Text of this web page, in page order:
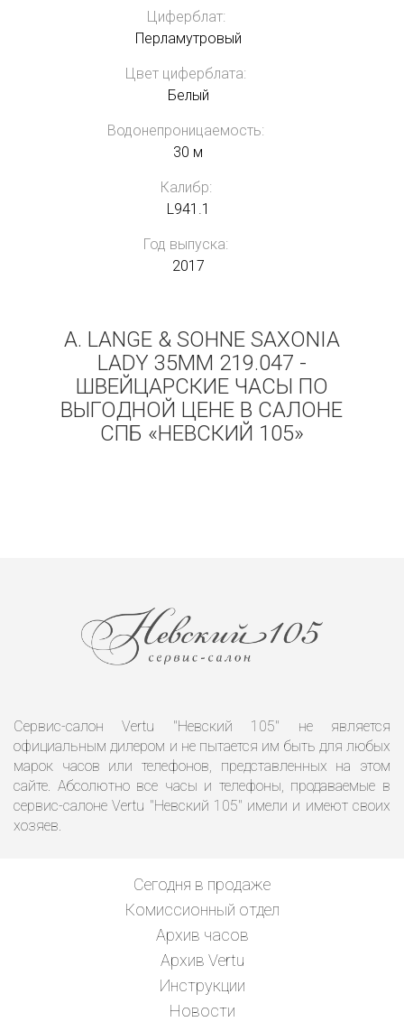
Циферблат:
Перламутровый
Цвет циферблата:
Белый
Водонепроницаемость:
30 м
Калибр:
L941.1
Год выпуска:
2017
A. LANGE & SOHNE SAXONIA
LADY 35MM 219.047 -
ШВЕЙЦАРСКИЕ ЧАСЫ ПО
ВЫГОДНОЙ ЦЕНЕ В САЛОНЕ
СПБ «НЕВСКИЙ 105»
Сервис-салон Vertu "Невский 105" не является
официальным дилером и не пытается им быть для любых
марок часов или телефонов, представленных на этом
сайте. Абсолютно все часы и телефоны, продаваемые в
сервис-салоне Vertu "Невский 105" имели и имеют своих
хозяев.
Сегодня в продаже
Комиссионный отдел
Архив часов
Архив Vertu
Инструкции
Новости